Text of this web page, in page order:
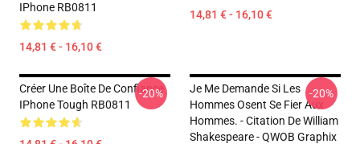
IPhone RB0811
14,81 € - 16,10 €
14,81 € - 16,10 €
Créer Une Boîte De Confiance
IPhone Tough RB0811
-20%
Je Me Demande Si Les
Hommes Osent Se Fier Aux
Hommes. - Citation De William
Shakespeare - QWOB Graphix
-20%